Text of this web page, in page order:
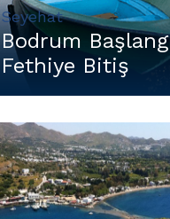
Seyehat
Bodrum
Fethiye Bitiş